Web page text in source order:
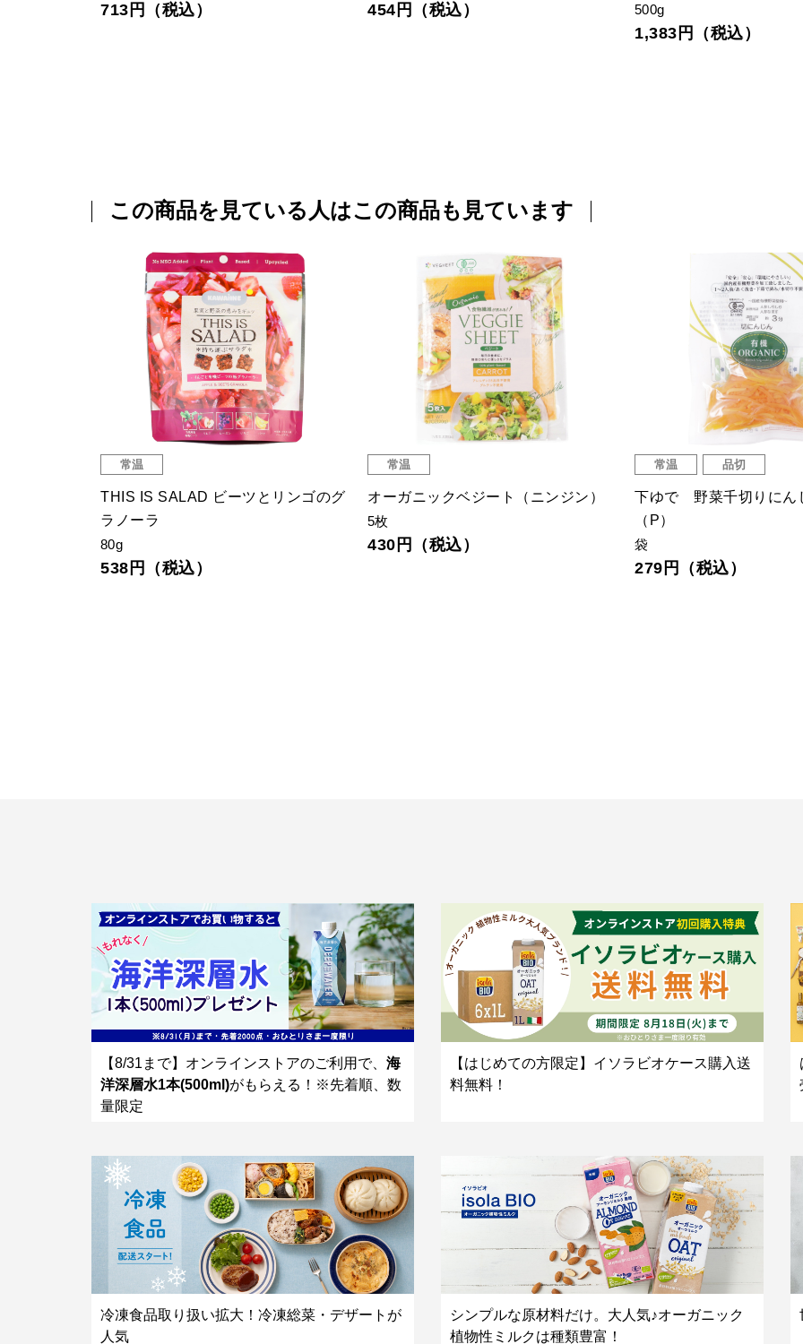
713円（税込） 454円（税込）
500g
1,383円（税込）
この商品を見ている人はこの商品も見ています
常温
THIS IS SALAD ビーツとリンゴのグ
ラノーラ
80g
538円（税込）
常温
オーガニックベジート（ニンジン）
5枚
430円（税込）
常温 品切
下ゆで 野菜千切りに
（P）
袋
279円（税込）
【8/31まで】オンラインストアのご利用で、 海
洋深層水1本(500ml)がもらえる！※先着順、数
量限定
【はじめての方限定】イソラビオケース購入送
料無料！
冷凍食品取り扱い拡大！冷凍総菜・デザートが
人気
シンプルな原材料だけ。大人気♪オーガニック
植物性ミルクは種類豊富！